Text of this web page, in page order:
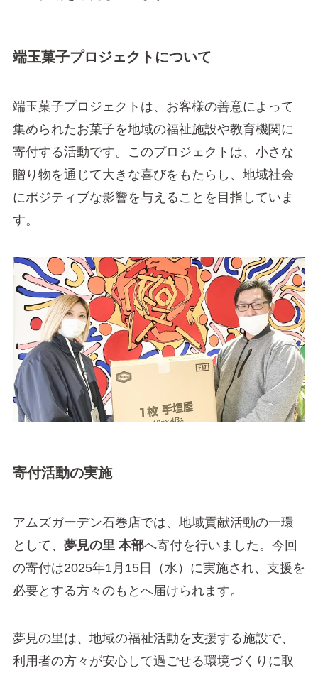
端玉菓子プロジェクトについて
端玉菓子プロジェクトは、お客様の善意によって
集められたお菓子を地域の福祉施設や教育機関に
寄付する活動です。このプロジェクトは、小さな
贈り物を通じて大きな喜びをもたらし、地域社会
にポジティブな影響を与えることを目指していま
す。
寄付活動の実施
アムズガーデン石巻店では、地域貢献活動の一環
として、 夢見の里 本部へ寄付を行いました。今回
の寄付は2025年1月15日（水）に実施され、支援を
必要とする方々のもとへ届けられます。
夢見の里は、地域の福祉活動を支援する施設で、
利用者の方々が安心して過ごせる環境づくりに取